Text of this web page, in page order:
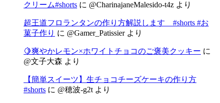
クリーム#shorts に @CharinajaneMalesido-t4z より
超王道フロランタンの作り方解説します #shorts #お
菓子作り に @Gamer_Patissierより
🍋爽やかレモン×ホワイトチョコのご褒美クッキー に
@文子大森 より
【簡単スイーツ】生チョコチーズケーキの作り方
#shorts に @穂波-g2t より